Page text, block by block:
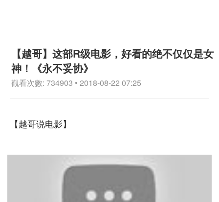
【越哥】这部R级电影，好看的绝不仅仅是女
神！《永不妥协》
觀看次數: 734903 • 2018-08-22 07:25
【越哥说电影】